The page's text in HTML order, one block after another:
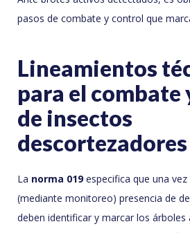
pasos de combate y control que
Lineamientos
para el
de insectos
descortezadores
La norma 019especifica que una
(mediante monitoreo) presencia de
deben identificar y marcar los árboles